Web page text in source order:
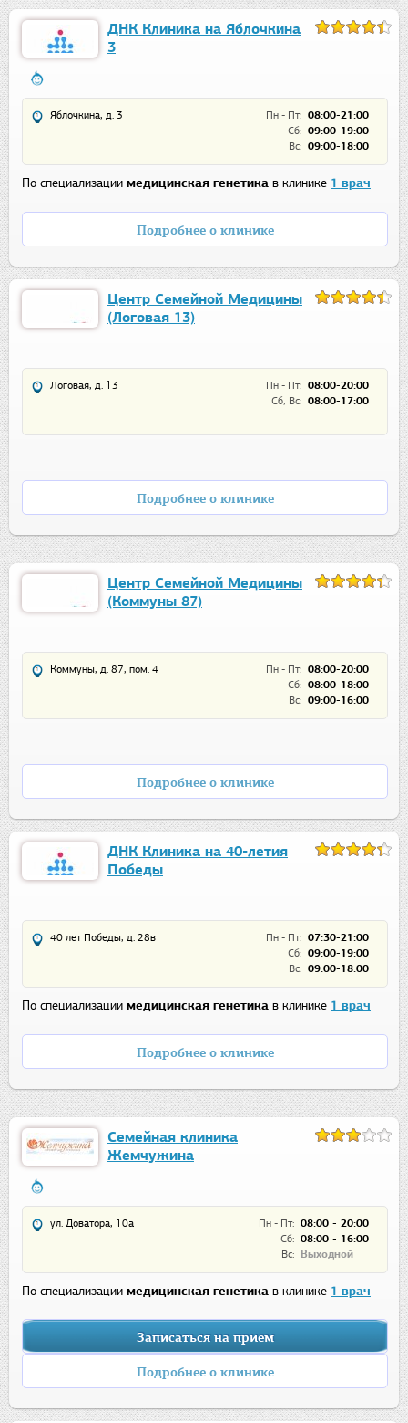
ДНК Клиника на Яблочкина
3
Пн - Пт: 08:00-21:00
Сб: 09:00-19:00
Вс: 09:00-18:00
Яблочкина, д. 3
По специализации медицинская генетика в клинике 1 врач
Подробнее о клинике
Центр Семейной Медицины
(Логовая 13)
Пн - Пт: 08:00-20:00
Сб, Вс: 08:00-17:00
Логовая, д. 13
Подробнее о клинике
Центр Семейной Медицины
(Коммуны 87)
Пн - Пт: 08:00-20:00
Сб: 08:00-18:00
Вс: 09:00-16:00
Коммуны, д. 87, пом. 4
Подробнее о клинике
ДНК Клиника на 40-летия
Победы
Пн - Пт: 07:30-21:00
Сб: 09:00-19:00
Вс: 09:00-18:00
40 лет Победы, д. 28в
По специализации медицинская генетика в клинике 1 врач
Подробнее о клинике
Семейная клиника
Жемчужина
Пн - Пт: 08:00 - 20:00
Сб: 08:00 - 16:00
Вс:
Выходной
ул. Доватора, 10а
По специализации медицинская генетика в клинике 1 врач
Записаться на прием
Подробнее о клинике